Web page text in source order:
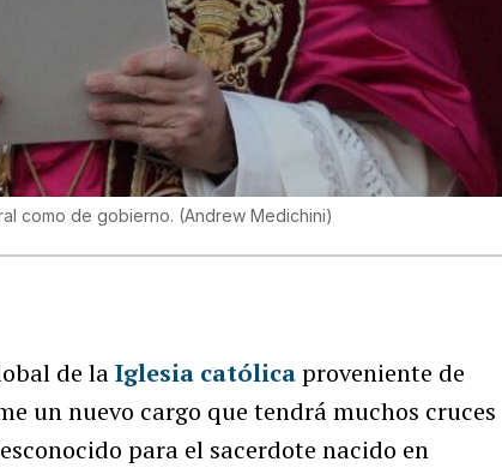
como de gobierno. (Andrew Medichini)
de laIglesia católicaproveniente de
un nuevo cargo que tendrá muchos cruces
para el sacerdote nacido en